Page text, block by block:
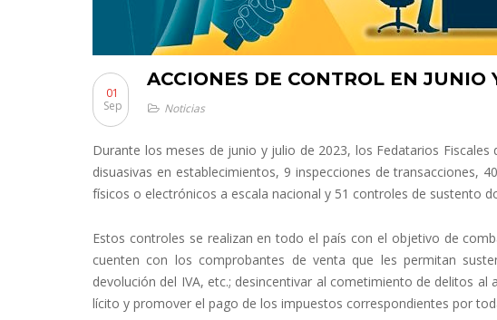
ACCIONES DE CONTROL EN JUNIO
01
Sep
Noticias
Durante los meses de junio y julio de 2023, los Fedatarios Fiscales
disuasivas en establecimientos, 9 inspecciones de transacciones,
físicos o electrónicos a escala nacional y 51 controles de sustento
Estos controles se realizan en todo el país con el objetivo de
cuenten con los comprobantes de venta que les permitan
devolución del IVA, etc.; desincentivar al cometimiento de delitos
lícito y promover el pago de los impuestos correspondientes por